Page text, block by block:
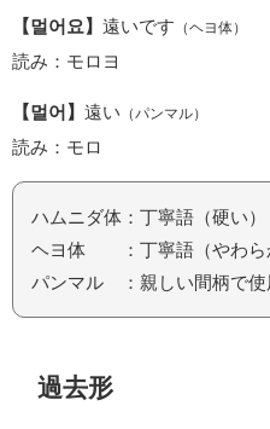
【멀어요】 遠いです （ヘヨ体）
読み：モロヨ
【멀어】 遠い （パンマル）
読み：モロ
ハムニダ体：丁寧語（硬い）
ヘヨ体 ：丁寧語（やわら
パンマル ：親しい間柄で使
過去形